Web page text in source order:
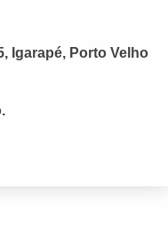
Igarapé, Porto Velho